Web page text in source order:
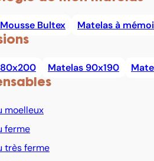
Bultex Matelas à
Matelas 90x190
moelleux
ferme
très ferme